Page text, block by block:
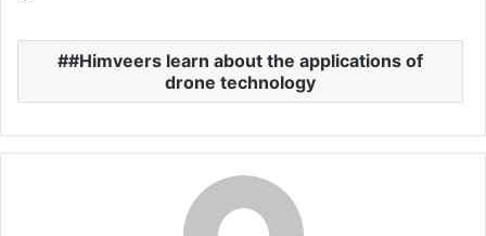
#Himveers learn about the applications of
drone technology